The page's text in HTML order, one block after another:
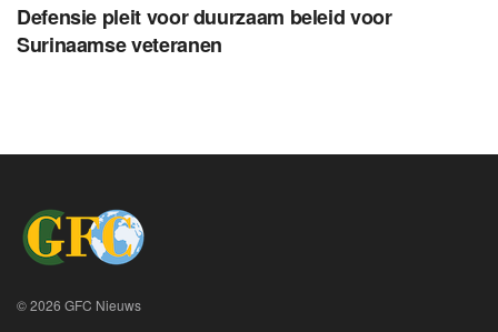
Defensie pleit voor duurzaam beleid voor
Surinaamse veteranen
© 2026 GFC Nieuws